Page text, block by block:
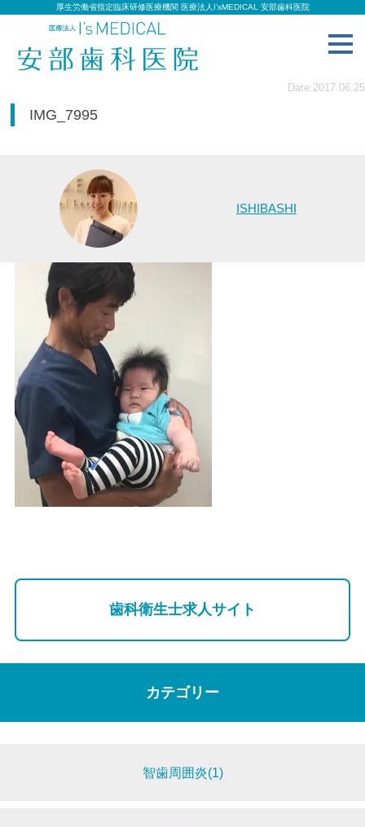
厚生労働省指定臨床研修医療機関 医療法人I’sMEDICAL 安部歯科医院
Date:2017.06.25
IMG_7995
ISHIBASHI
歯科衛生士求人サイト
カテゴリー
智歯周囲炎(1)